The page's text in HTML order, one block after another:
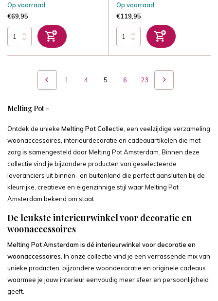
Op voorraad
€69,95
Op voorraad
€119,95
1 4 5 6 23
Melting Pot -
Ontdek de unieke Melting Pot Collectie , een veelzijdige verzameling
woonaccessoires, interieurdecoratie en cadeauartikelen die met
zorg is samengesteld door Melting Pot Amsterdam. Binnen deze
collectie vind je bijzondere producten van geselecteerde
leveranciers uit binnen- en buitenland die perfect aansluiten bij de
kleurrijke, creatieve en eigenzinnige stijl waar Melting Pot
Amsterdam bekend om staat.
De leukste interieurwinkel voor decoratie en
woonaccessoires
Melting Pot Amsterdam is dé interieurwinkel voor decoratie en
woonaccessoires. In onze collectie vind je een verrassende mix van
unieke producten, bijzondere woondecoratie en originele cadeaus
waarmee je jouw interieur eenvoudig meer sfeer en persoonlijkheid
geeft.